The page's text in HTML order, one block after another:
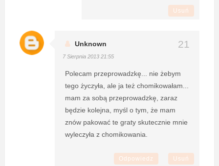
Usuń
Unknown
7 Sierpnia 2013 21:55
Polecam przeprowadzkę... nie żebym
tego życzyła, ale ja też chomikowałam...
mam za sobą przeprowadzkę, zaraz
będzie kolejna, myśl o tym, że mam
znów pakować te graty skutecznie mnie
wyleczyła z chomikowania.
Odpowiedz Usuń